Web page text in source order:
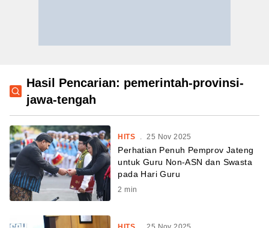
Hasil Pencarian: pemerintah-provinsi-
jawa-tengah
HITS . 25 Nov 2025
Perhatian Penuh Pemprov Jateng
untuk Guru Non-ASN dan Swasta
pada Hari Guru
2 min